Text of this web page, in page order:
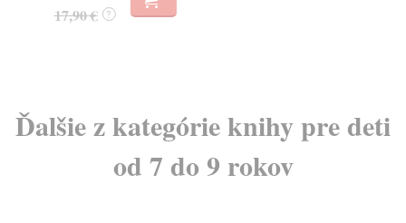
17,90 € ?
Ďalšie z kategórie knihy pre deti
od 7 do 9 rokov